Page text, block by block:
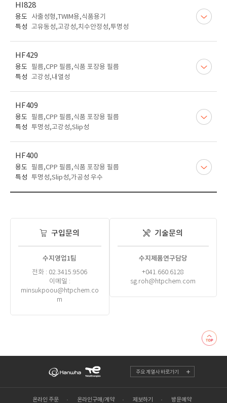
HI828
용도
사출성형,TWIM용,식품용기
특성 고유동성,고강성,치수안정성,투명성
HF429
용도 필름,CPP 필름,식품 포장용 필름
특성 고강성,내열성
HF409
용도 필름,CPP 필름,식품 포장용 필름
특성 투명성,고강성,Slip성
HF400
용도 필름,CPP 필름,식품 포장용 필름
특성 투명성,Slip성,가공성 우수
구입문의
수지영업1팀
전화 : 02.3415.9506
이메일 :
minsukpoou@htpchem.co
m
기술문의
수지제품연구담당
+041.660.6128
sg.roh@htpchem.com
주요 계열사 바로가기
온라인 주문 온라인구매/계약 제보하기 방문예약